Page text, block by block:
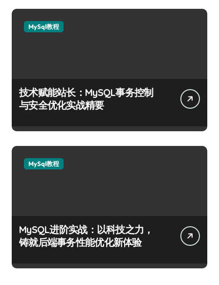
MySql教程
技术赋能站长：MySQL事务控制
与安全优化实战精要
MySql教程
MySQL进阶实战：以科技之力，
铸就后端事务性能优化新体验